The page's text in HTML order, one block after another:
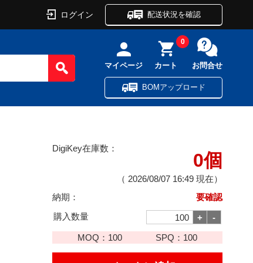
ログイン 配送状況を確認
マイページ カート
0
お問合せ
BOMアップロード
DigiKey在庫数：
0個
（ 2026/08/07 16:49 現在）
納期：
要確認
購入数量
MOQ： 100 SPQ： 100